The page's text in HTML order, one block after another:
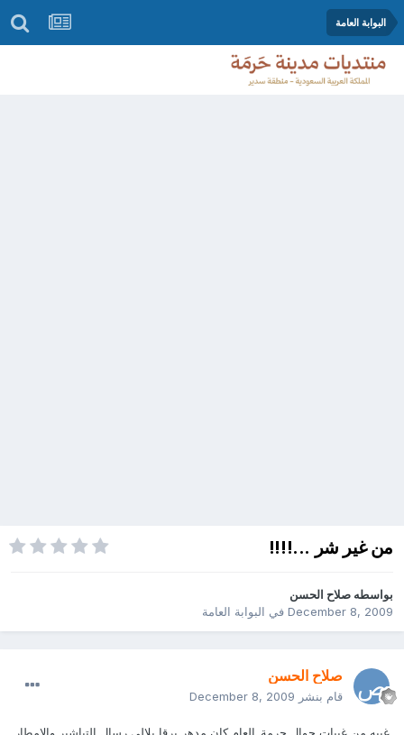
البوابة العامة
من غير شر ...!!!!
بواسطه صلاح الحسن
December 8, 2009في البوابة العامة
صلاح الحسن
قام بنشر December 8, 2009